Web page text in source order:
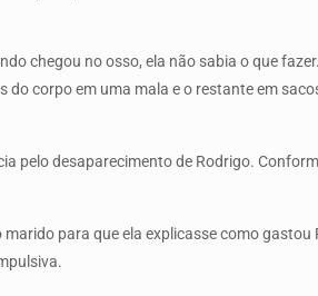
chegou no osso, ela não sabia o que
corpo em uma mala e o restante em
pelo desaparecimento de Rodrigo.
para que ela explicasse como